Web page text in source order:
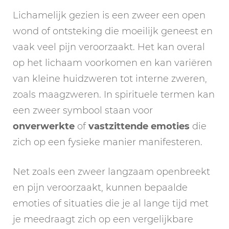
Lichamelijk gezien is een zweer een open
wond of ontsteking die moeilijk geneest en
vaak veel pijn veroorzaakt. Het kan overal
op het lichaam voorkomen en kan variëren
van kleine huidzweren tot interne zweren,
zoals maagzweren. In spirituele termen kan
een zweer symbool staan voor
onverwerkte ofvastzittende emoties die
zich op een fysieke manier manifesteren.
Net zoals een zweer langzaam openbreekt
en pijn veroorzaakt, kunnen bepaalde
emoties of situaties die je al lange tijd met
je meedraagt zich op een vergelijkbare